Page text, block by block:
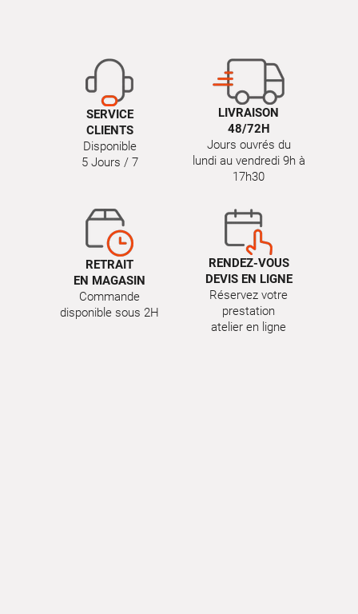
SERVICE
CLIENTS
Disponible
5 Jours / 7
LIVRAISON
48/72H
Jours ouvrés du
lundi au vendredi 9h à
17h30
RETRAIT
EN MAGASIN
Commande
disponible sous 2H
RENDEZ-VOUS
DEVIS EN LIGNE
Réservez votre
prestation
atelier en ligne